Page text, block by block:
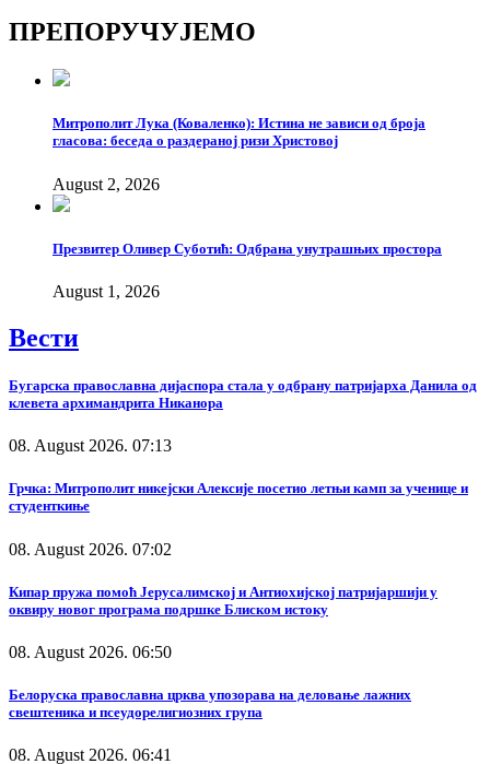
ПРЕПОРУЧУЈЕМО
Митрополит Лука (Коваленко): Истина не зависи од броја
гласова: беседа о раздераној ризи Христовој
August 2, 2026
Презвитер Оливер Суботић: Одбрана унутрашњих простора
August 1, 2026
Вести
Бугарска православна дијаспора стала у одбрану патријарха Данила од
клевета архимандрита Никанора
08. August 2026. 07:13
Грчка: Митрополит никејски Алексије посетио летњи камп за ученице и
студенткиње
08. August 2026. 07:02
Кипар пружа помоћ Јерусалимској и Антиохијској патријаршији у
оквиру новог програма подршке Блиском истоку
08. August 2026. 06:50
Белоруска православна црква упозорава на деловање лажних
свештеника и псеудорелигиозних група
08. August 2026. 06:41